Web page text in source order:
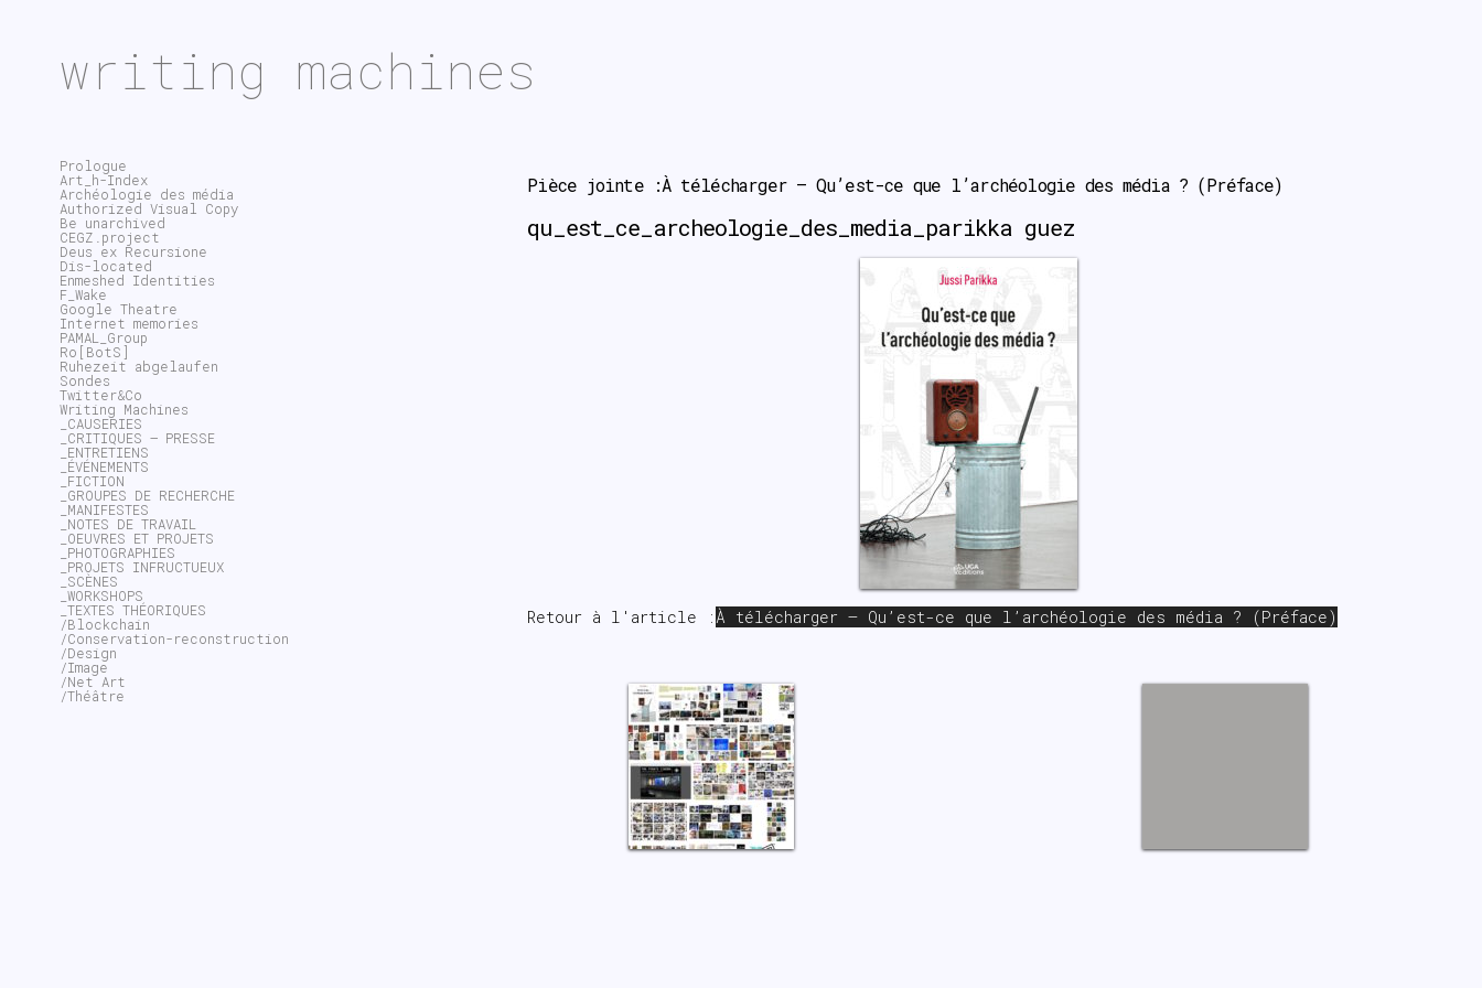
writing machines
Pièce jointe :À télécharger – Qu’est-ce que l’archéologie des média ? (Préface)
qu_est_ce_archeologie_des_media_parikka guez
Retour à l'article :À télécharger – Qu’est-ce que l’archéologie des média ? (Préface)
Prologue
Art_h-Index
Archéologie des média
Authorized Visual Copy
Be unarchived
CEGZ.project
Deus ex Recursione
Dis-located
Enmeshed Identities
F_Wake
Google Theatre
Internet memories
PAMAL_Group
Ro[BotS]
Ruhezeit abgelaufen
Sondes
Twitter&Co
Writing Machines
_CAUSERIES
_CRITIQUES – PRESSE
_ENTRETIENS
_ÉVÉNEMENTS
_FICTION
_GROUPES DE RECHERCHE
_MANIFESTES
_NOTES DE TRAVAIL
_OEUVRES ET PROJETS
_PHOTOGRAPHIES
_PROJETS INFRUCTUEUX
_SCÈNES
_WORKSHOPS
_TEXTES THÉORIQUES
/Blockchain
/Conservation-reconstruction
/Design
/Image
/Net Art
/Théâtre